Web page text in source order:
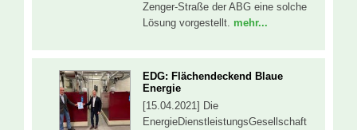
Zenger-Straße der ABG eine solche
Lösung vorgestellt. mehr...
EDG: Flächendeckend Blaue
Energie
[15.04.2021] Die
EnergieDienstleistungsGesellschaft